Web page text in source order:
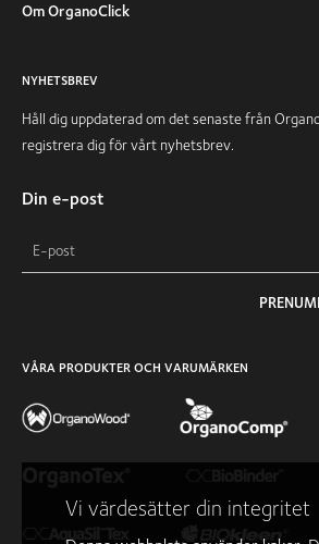
Om OrganoClick
NYHETSBREV
Håll dig uppdaterad om det senaste från
registrera dig för vårt nyhetsbrev.
Din e-post
VÅRA PRODUKTER OCH VARUMÄRKEN
Vi värdesätter din integritet